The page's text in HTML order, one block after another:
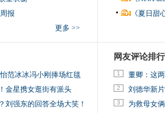
报
更多 >>
《夏日
范冰冰冯小刚捧场红毯
金星携女逛街有派头
刘强东的回答全场大笑！
网友评论排行
1 董卿：这
2 刘德华新
3 为救母女